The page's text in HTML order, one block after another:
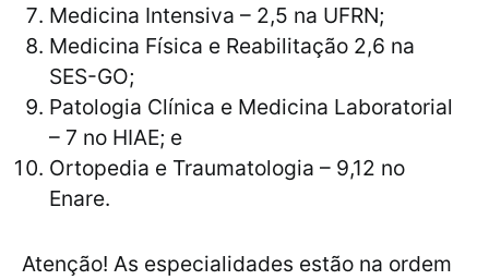
Medicina Intensiva – 2,5 na UFRN;
Medicina Física e Reabilitação 2,6 na
SES-GO;
Patologia Clínica e Medicina Laboratorial
– 7 no HIAE; e
Ortopedia e Traumatologia – 9,12 no
Enare.
Atenção! As especialidades estão na ordem